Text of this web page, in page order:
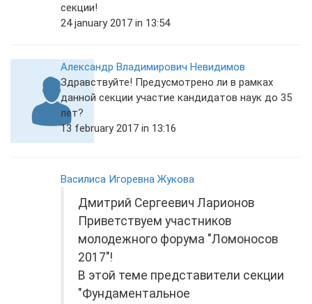
секции!
24 january 2017 in 13:54
Александр Владимирович Невидимов
Здравствуйте! Предусмотрено ли в рамках
данной секции участие кандидатов наук до 35
лет?
13 february 2017 in 13:16
Василиса Игоревна Жукова
Дмитрий Сергеевич Ларионов
Приветствуем участников
молодежного форума "Ломоносов
2017"!
В этой теме представители секции
"Фундаментальное